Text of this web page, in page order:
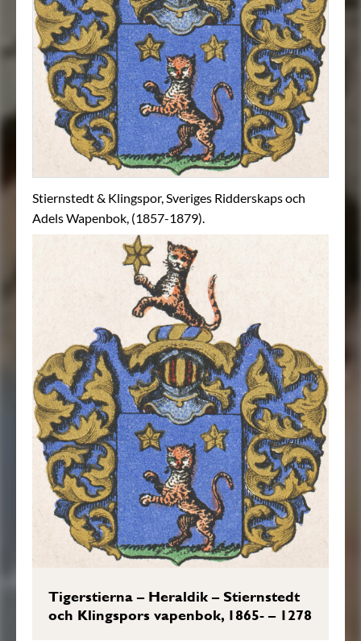
Stiernstedt & Klingspor, Sveriges Ridderskaps och
Adels Wapenbok, (1857-1879).
Tigerstierna – Heraldik – Stiernstedt
och Klingspors vapenbok, 1865- – 1278